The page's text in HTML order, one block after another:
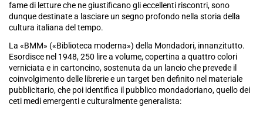
fame di letture che ne giustificano gli eccellenti riscontri, sono
dunque destinate a lasciare un segno profondo nella storia della
cultura italiana del tempo.
La «BMM» («Biblioteca moderna») della Mondadori, innanzitutto.
Esordisce nel 1948, 250 lire a volume, copertina a quattro colori
verniciata e in cartoncino, sostenuta da un lancio che prevede il
coinvolgimento delle librerie e un target ben definito nel materiale
pubblicitario, che poi identifica il pubblico mondadoriano, quello dei
ceti medi emergenti e culturalmente generalista: